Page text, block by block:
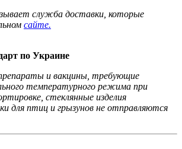
служба доставки, которые
сайте.
по Украине
и вакцины, требующие
температурного режима при
стеклянные изделия
для птиц и грызунов не отправляются